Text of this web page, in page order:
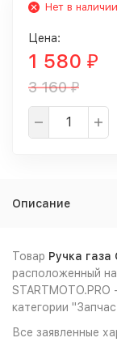
Нет в наличии
Цена:
1 580 ₽
3 160₽
Описание
Товар Ручка
расположенный
категории
Все заявленные